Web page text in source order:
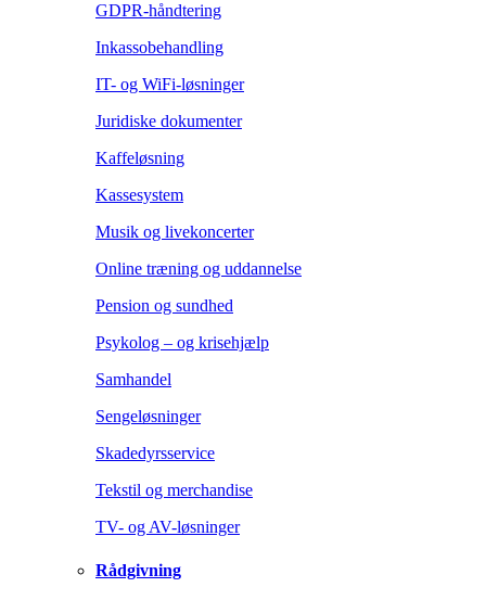
GDPR-håndtering
Inkassobehandling
IT- og WiFi-løsninger
Juridiske dokumenter
Kaffeløsning
Kassesystem
Musik og livekoncerter
Online træning og uddannelse
Pension og sundhed
Psykolog – og krisehjælp
Samhandel
Sengeløsninger
Skadedyrsservice
Tekstil og merchandise
TV- og AV-løsninger
Rådgivning